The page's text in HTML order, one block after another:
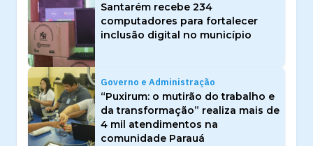
Santarém recebe 234
computadores para fortalecer
inclusão digital no município
Governo e Administração
“Puxirum: o mutirão do trabalho e
da transformação” realiza mais de
4 mil atendimentos na
comunidade Parauá